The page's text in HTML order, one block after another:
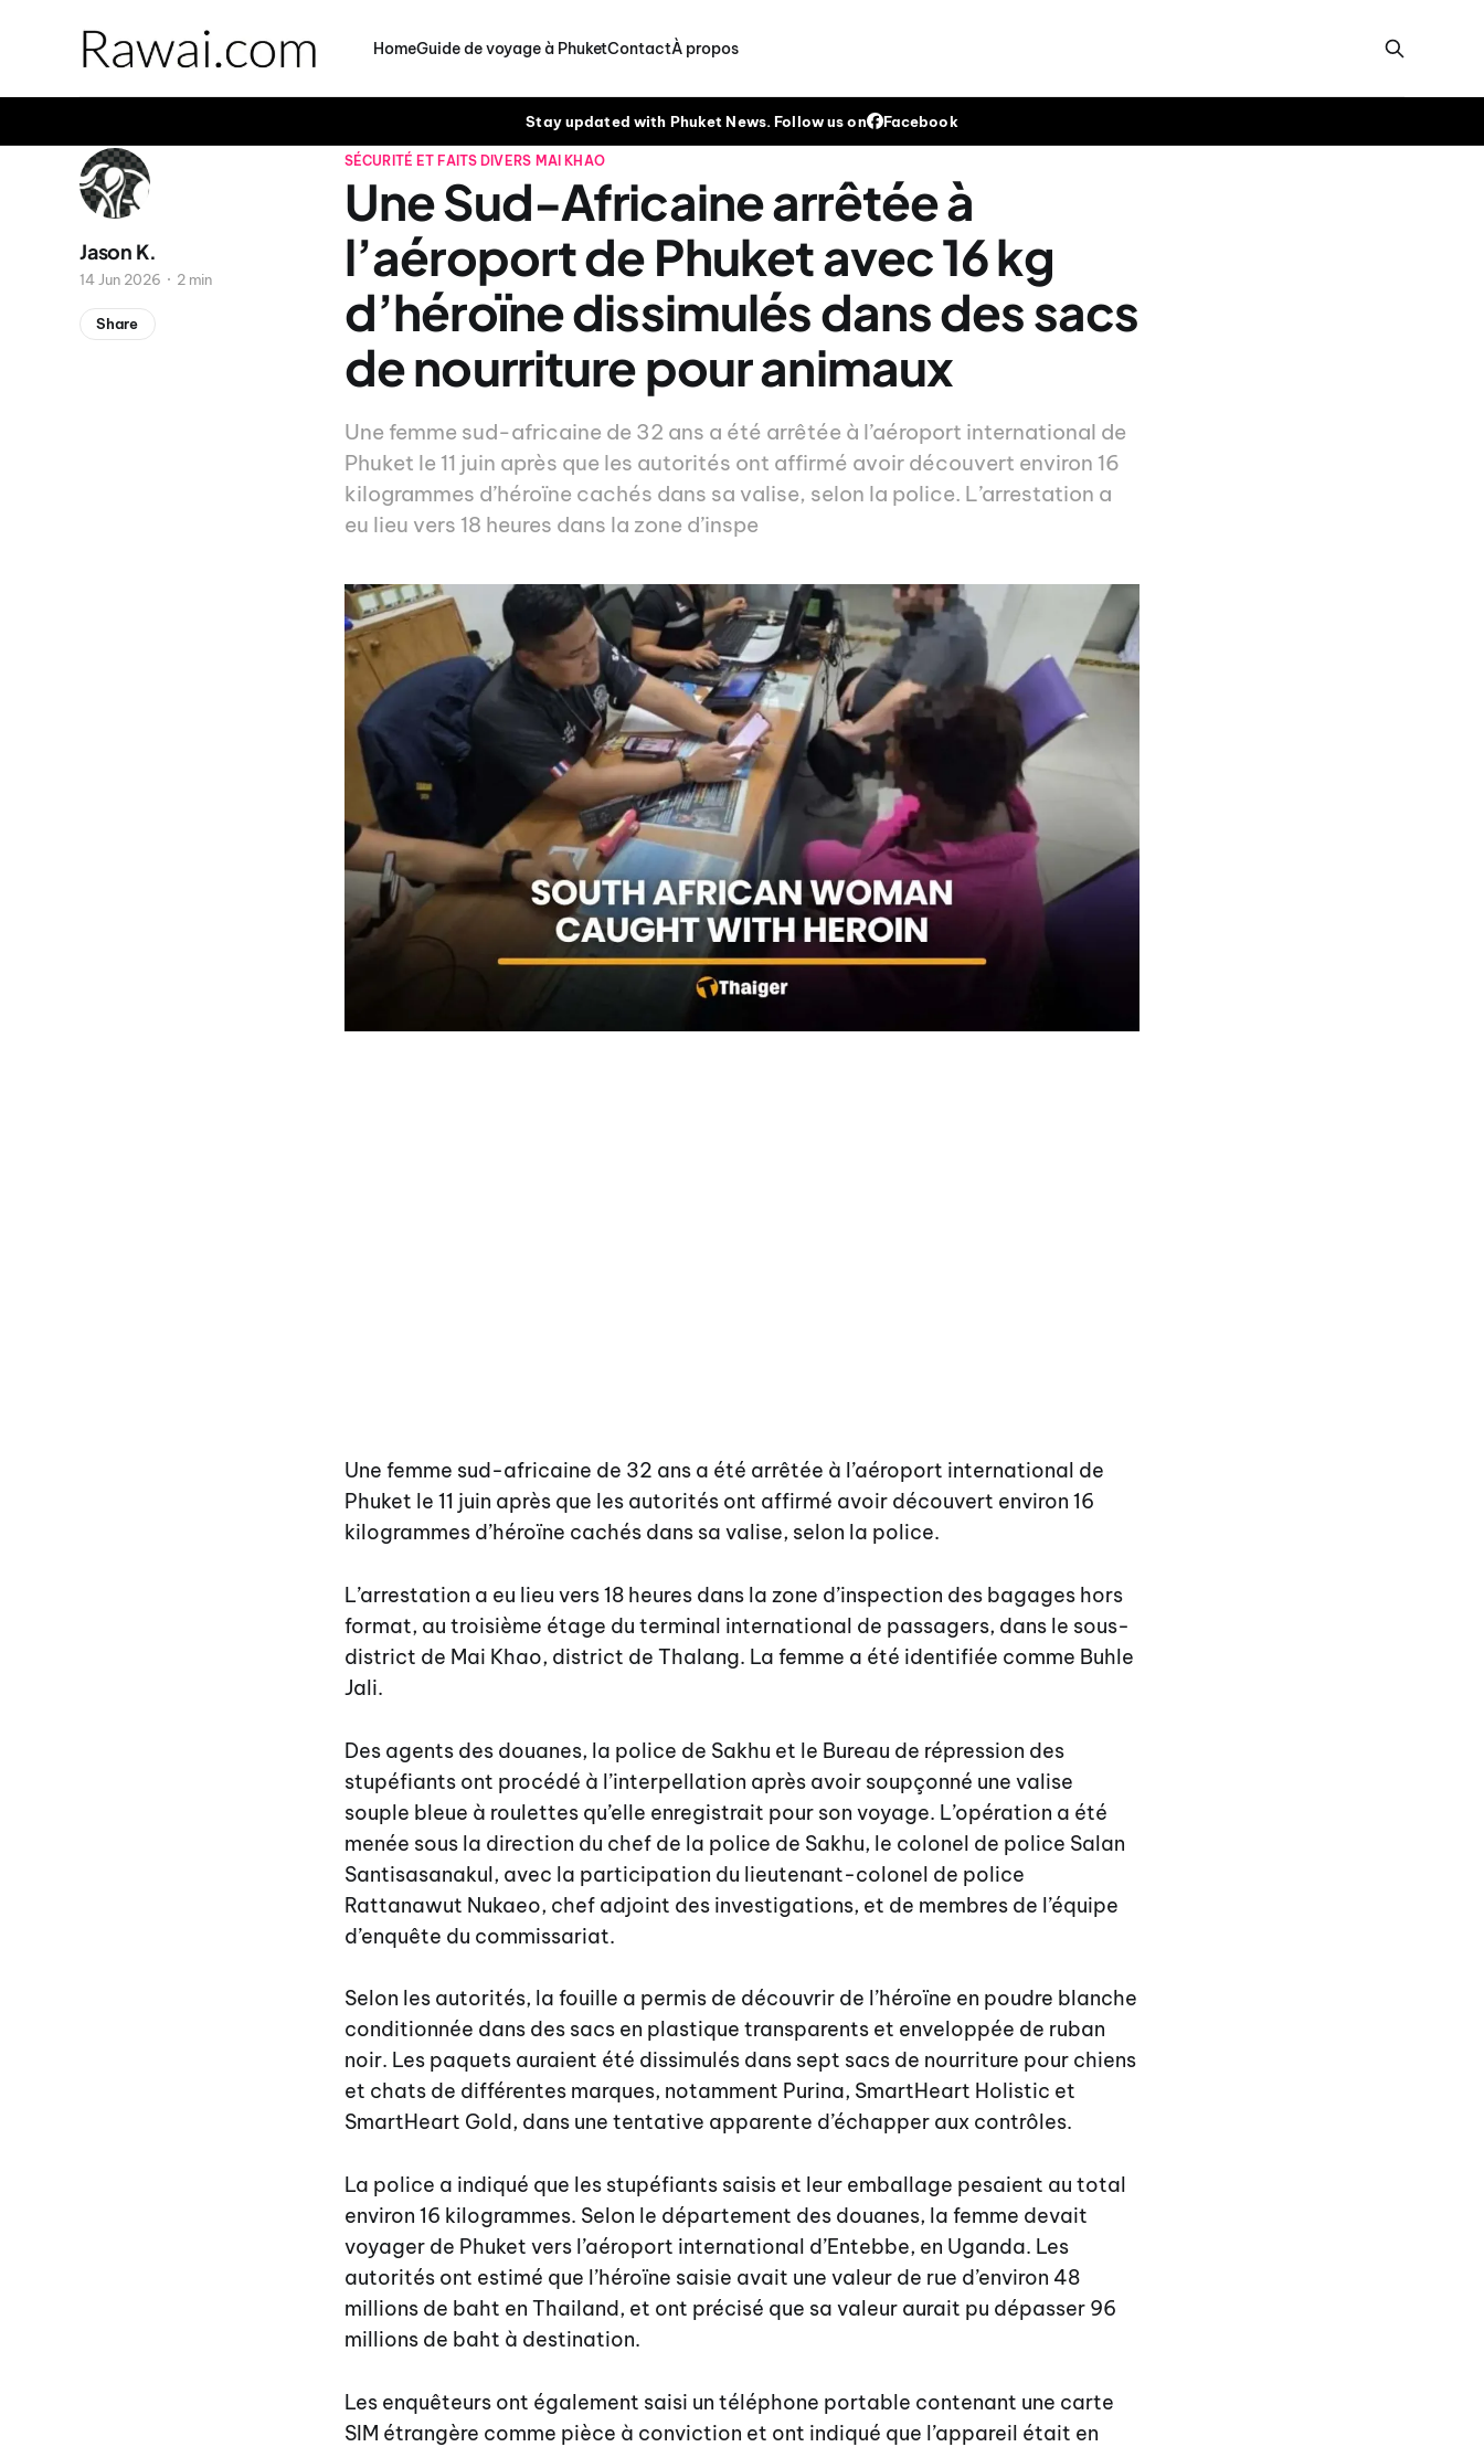
HomeGuide de voyage à PhuketContactÀ propos
Stay updated with Phuket News. Follow us on Facebook
SÉCURITÉ ET FAITS DIVERS MAI KHAO
Une Sud-Africaine arrêtée à
l’aéroport de Phuket avec 16 kg
d’héroïne dissimulés dans des sacs
de nourriture pour animaux
Une femme sud-africaine de 32 ans a été arrêtée à l’aéroport international de
Phuket le 11 juin après que les autorités ont affirmé avoir découvert environ 16
kilogrammes d’héroïne cachés dans sa valise, selon la police. L’arrestation a
eu lieu vers 18 heures dans la zone d’inspe
Jason K.
14 Jun 2026 2 min
Share
Une femme sud-africaine de 32 ans a été arrêtée à l’aéroport international de
Phuket le 11 juin après que les autorités ont affirmé avoir découvert environ 16
kilogrammes d’héroïne cachés dans sa valise, selon la police.
L’arrestation a eu lieu vers 18 heures dans la zone d’inspection des bagages hors
format, au troisième étage du terminal international de passagers, dans le sous-
district de Mai Khao, district de Thalang. La femme a été identifiée comme Buhle
Jali.
Des agents des douanes, la police de Sakhu et le Bureau de répression des
stupéfiants ont procédé à l’interpellation après avoir soupçonné une valise
souple bleue à roulettes qu’elle enregistrait pour son voyage. L’opération a été
menée sous la direction du chef de la police de Sakhu, le colonel de police Salan
Santisasanakul, avec la participation du lieutenant-colonel de police
Rattanawut Nukaeo, chef adjoint des investigations, et de membres de l’équipe
d’enquête du commissariat.
Selon les autorités, la fouille a permis de découvrir de l’héroïne en poudre blanche
conditionnée dans des sacs en plastique transparents et enveloppée de ruban
noir. Les paquets auraient été dissimulés dans sept sacs de nourriture pour chiens
et chats de différentes marques, notamment Purina, SmartHeart Holistic et
SmartHeart Gold, dans une tentative apparente d’échapper aux contrôles.
La police a indiqué que les stupéfiants saisis et leur emballage pesaient au total
environ 16 kilogrammes. Selon le département des douanes, la femme devait
voyager de Phuket vers l’aéroport international d’Entebbe, en Uganda. Les
autorités ont estimé que l’héroïne saisie avait une valeur de rue d’environ 48
millions de baht en Thailand, et ont précisé que sa valeur aurait pu dépasser 96
millions de baht à destination.
Les enquêteurs ont également saisi un téléphone portable contenant une carte
SIM étrangère comme pièce à conviction et ont indiqué que l’appareil était en